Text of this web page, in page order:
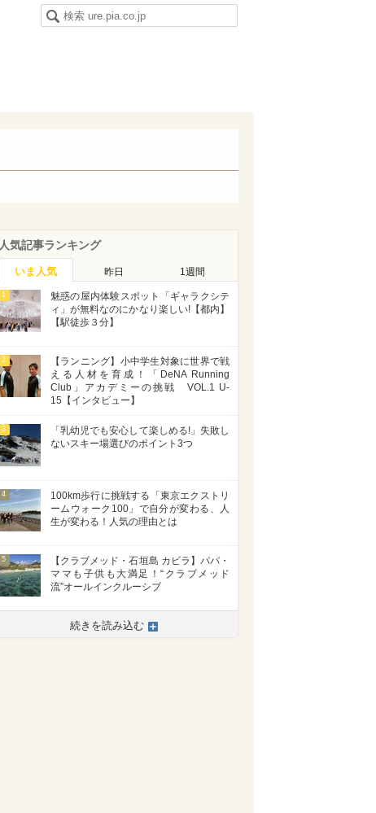
人気記事ランキング
いま人気 昨日 1週間
1
魅惑の屋内体験スポット「ギャラクシテ
ィ」が無料なのにかなり楽しい!【都内】
【駅徒歩３分】
2
【ランニング】小中学生対象に世界で戦
える人材を育成！「DeNA Running
Club」アカデミーの挑戦 VOL.1 U-
15【インタビュー】
3
「乳幼児でも安心して楽しめる!」失敗し
ないスキー場選びのポイント3つ
4
100km歩行に挑戦する「東京エクストリ
ームウォーク100」で自分が変わる、人
生が変わる！人気の理由とは
5
【クラブメッド・石垣島 カビラ】パパ・
ママも子供も大満足！“クラブメッド
流”オールインクルーシブ
続きを読み込む